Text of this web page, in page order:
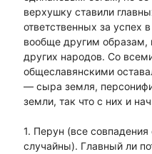
верхушку ставили
ответственных за успех
вообще другим образам,
других народов. Со
общеславянскими
— сыра земля,
земли, так что с них и
1. Перун (все
случайны). Главный ли